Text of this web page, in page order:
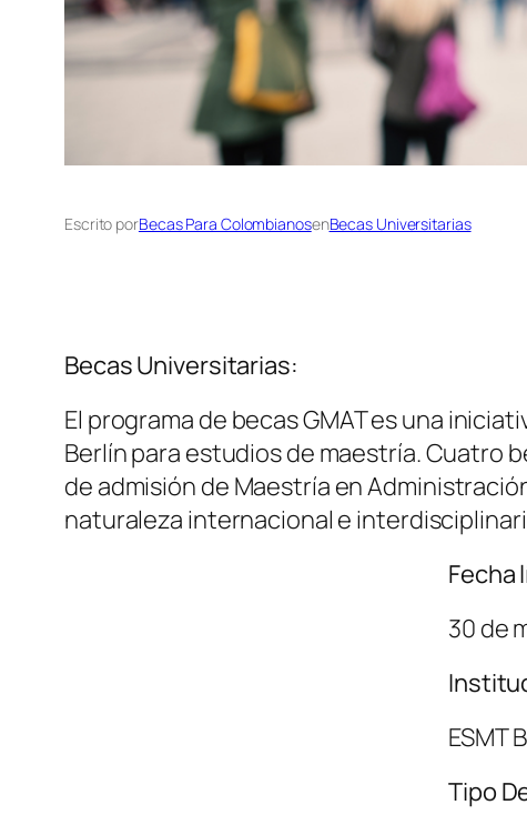
Escrito porBecas Para ColombianosenBecas Universitarias
Becas Universitarias:
El programa de becas GMAT es una
Berlín para estudios de maestría. Cuatro
de admisión de Maestría en
naturaleza internacional e
Fecha
30 de
ESMT
Tipo